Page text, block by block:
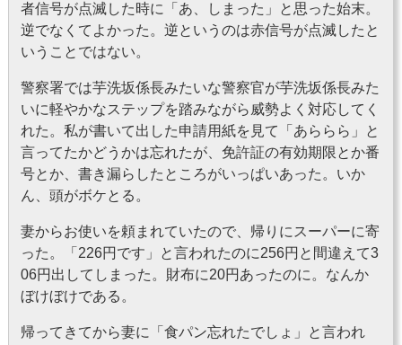
者信号が点滅した時に「あ、しまった」と思った始末。
逆でなくてよかった。逆というのは赤信号が点滅したと
いうことではない。
警察署では芋洗坂係長みたいな警察官が芋洗坂係長みた
いに軽やかなステップを踏みながら威勢よく対応してく
れた。私が書いて出した申請用紙を見て「あららら」と
言ってたかどうかは忘れたが、免許証の有効期限とか番
号とか、書き漏らしたところがいっぱいあった。いか
ん、頭がボケとる。
妻からお使いを頼まれていたので、帰りにスーパーに寄
った。「226円です」と言われたのに256円と間違えて3
06円出してしまった。財布に20円あったのに。なんか
ぼけぼけである。
帰ってきてから妻に「食パン忘れたでしょ」と言われ